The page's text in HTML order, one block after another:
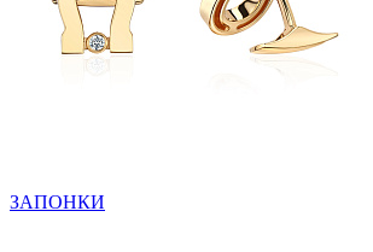
ЗАПОНКИ